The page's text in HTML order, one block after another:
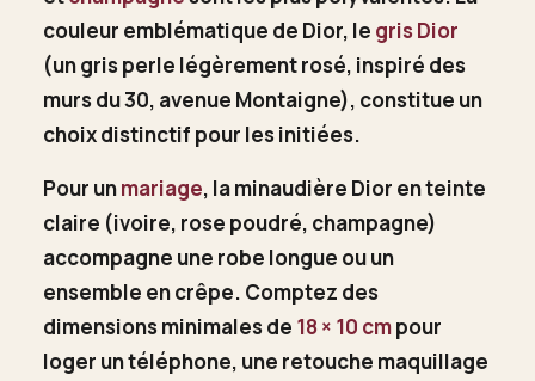
couleur emblématique de Dior, le gris Dior
(un gris perle légèrement rosé, inspiré des
murs du 30, avenue Montaigne), constitue un
choix distinctif pour les initiées.
Pour unmariage, la minaudière Dior en teinte
claire (ivoire, rose poudré, champagne)
accompagne une robe longue ou un
ensemble en crêpe. Comptez des
dimensions minimales de 18 × 10 cmpour
loger un téléphone, une retouche maquillage